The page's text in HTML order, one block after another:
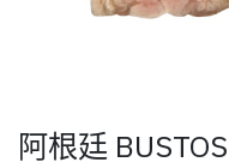
阿根廷